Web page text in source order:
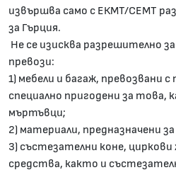
извършва само с ЕКМТ/СЕМТ
за Гърция.
Не се изисква разрешително
превози:
1) мебели и багаж, превозвани
специално пригодени за това,
мъртъвци;
2) материали, предназначени
3) състезателни коне,
средства, както и